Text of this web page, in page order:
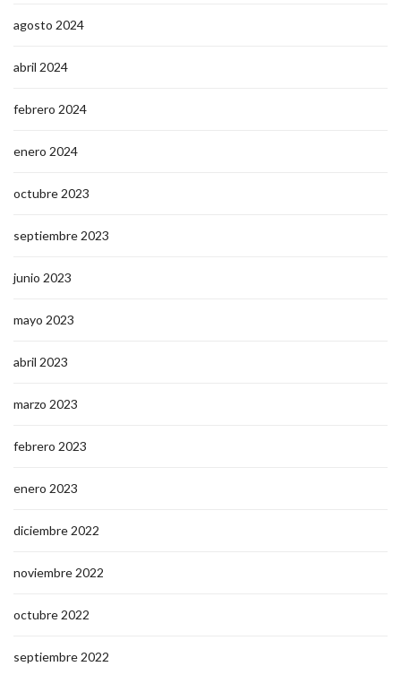
agosto 2024
abril 2024
febrero 2024
enero 2024
octubre 2023
septiembre 2023
junio 2023
mayo 2023
abril 2023
marzo 2023
febrero 2023
enero 2023
diciembre 2022
noviembre 2022
octubre 2022
septiembre 2022